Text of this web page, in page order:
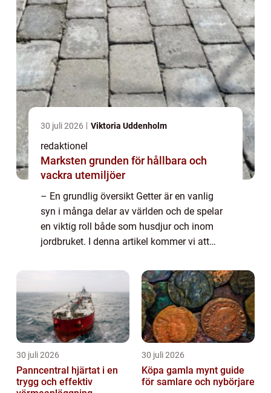
30 juli 2026 Viktoria Uddenholm
redaktionel
Marksten grunden för hållbara och
vackra utemiljöer
– En grundlig översikt Getter är en vanlig
syn i många delar av världen och de spelar
en viktig roll både som husdjur och inom
jordbruket. I denna artikel kommer vi att
egenskaper samt presentera en o...
30 juli 2026
Panncentral hjärtat i en
trygg och effektiv
30 juli 2026
Köpa gamla mynt guide
för samlare och nybörjare